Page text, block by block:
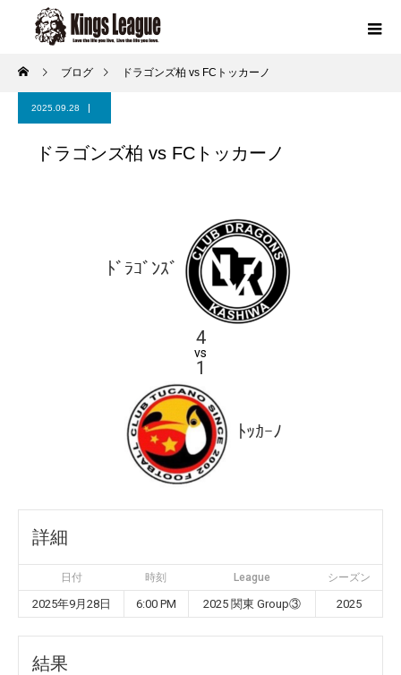
ブログ ドラゴンズ柏 vs FCトッカーノ
2025.09.28
ドラゴンズ柏 vs FCトッカーノ
ﾄﾞﾗｺﾞﾝｽﾞ
4
vs
1
ﾄｯｶｰﾉ
詳細
日付 時刻 League シーズン
2025年9月28日 6:00 PM 2025 関東 Group③ 2025
結果